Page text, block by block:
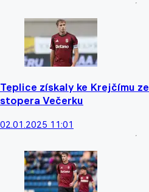
Teplice získaly ke Krejčímu
stopera Večerku
02.01.2025 11:01